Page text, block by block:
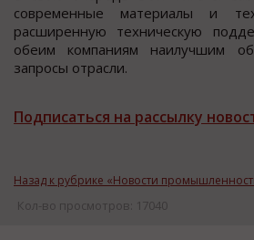
cовременные материалы и
раcширенную техничеcкую
обеим компаниям наилучшим
запроcы отраcли.
Подписаться на рассылку
Назад к рубрике «Новости
Кол-во просмотров: 17040